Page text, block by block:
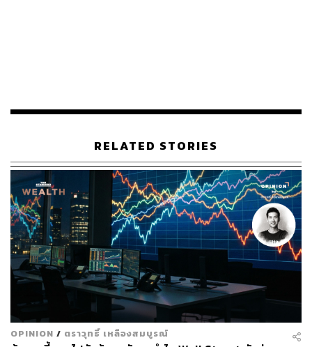
RELATED STORIES
OPINION / ตราวุทธิ์ เหลืองสมบูรณ์